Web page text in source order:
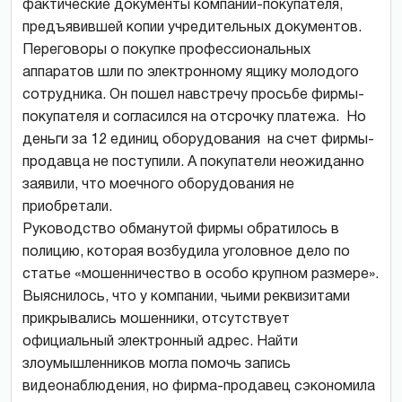
фактические документы компании-покупателя,
предъявившей копии учредительных документов.
Переговоры о покупке профессиональных
аппаратов шли по электронному ящику молодого
сотрудника. Он пошел навстречу просьбе фирмы-
покупателя и согласился на отсрочку платежа. Но
деньги за 12 единиц оборудования на счет фирмы-
продавца не поступили. А покупатели неожиданно
заявили, что моечного оборудования не
приобретали.
Руководство обманутой фирмы обратилось в
полицию, которая возбудила уголовное дело по
статье «мошенничество в особо крупном размере».
Выяснилось, что у компании, чьими реквизитами
прикрывались мошенники, отсутствует
официальный электронный адрес. Найти
злоумышленников могла помочь запись
видеонаблюдения, но фирма-продавец сэкономила